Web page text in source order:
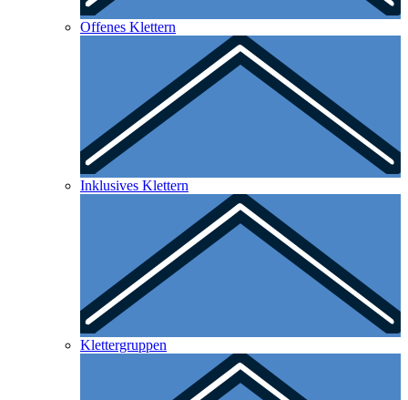
Offenes Klettern
Inklusives Klettern
Klettergruppen